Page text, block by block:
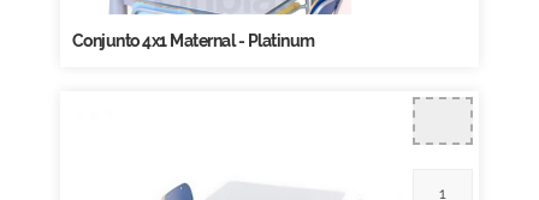
Conjunto 4x1 Maternal - Platinum